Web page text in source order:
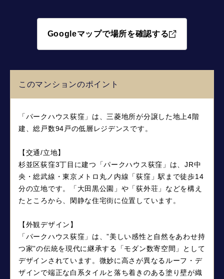
Googleマップで場所を確認する
このマンションのポイント
「パークハウス荻窪」は、三菱地所が分譲した地上4階
建、総戸数94戸の低層レジデンスです。
【交通/立地】
杉並区荻窪3丁目に建つ「パークハウス荻窪」は、JR中
央・総武線・東京メトロ丸ノ内線「荻窪」駅まで徒歩14
分の立地です。「大田黒公園」や「荻外荘」などを構え
たところから、閑静な住宅街に位置しています。
【外観デザイン】
「パークハウス荻窪」は、”美しい感性と自然をあわせ持
つ家”の伝統を現代に継承する「モダン数寄空間」として
デザインされています。微妙に高さが異なるルーフ・デ
ザインで端正な白系タイルと落ち着きのある塗り壁が織